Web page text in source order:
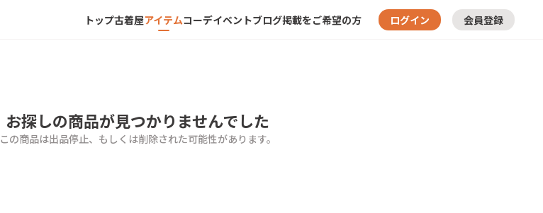
トップ古着屋アイテムコーデイベントブログ掲載をご希望の方 ログイン 会員登録
お探しの商品が見つかりませんでした
この商品は出品停止、もしくは削除された可能性があります。